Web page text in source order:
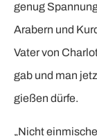
genug
Arabern und
Vater von
gab und man
gießen dürfe.
„Nicht